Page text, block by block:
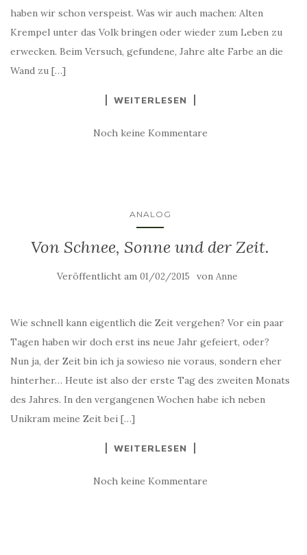
haben wir schon verspeist. Was wir auch machen: Alten
Krempel unter das Volk bringen oder wieder zum Leben zu
erwecken. Beim Versuch, gefundene, Jahre alte Farbe an die
Wand zu […]
WEITERLESEN
Noch keine Kommentare
ANALOG
Von Schnee, Sonne und der Zeit.
Veröffentlicht am 01/02/2015 von Anne
Wie schnell kann eigentlich die Zeit vergehen? Vor ein paar
Tagen haben wir doch erst ins neue Jahr gefeiert, oder?
Nun ja, der Zeit bin ich ja sowieso nie voraus, sondern eher
hinterher… Heute ist also der erste Tag des zweiten Monats
des Jahres. In den vergangenen Wochen habe ich neben
Unikram meine Zeit bei […]
WEITERLESEN
Noch keine Kommentare